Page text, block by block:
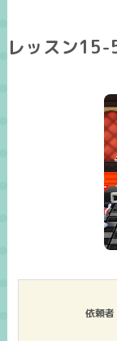
レッスン15-
依頼者